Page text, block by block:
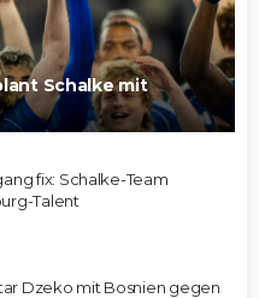
Schalke mit
fix: Schalke-Team
Talent
Dzeko mit Bosnien gegen